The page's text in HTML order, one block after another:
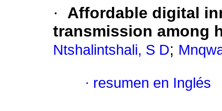
·
Affordable digital
transmission among
Ntshalintshali, S D;
· resumen en Inglés